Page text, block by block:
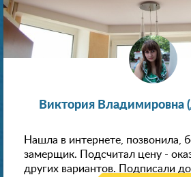
Виктория Владимировна
Нашла в интернете, позвонила,
замерщик. Подсчитал цену -
других вариантов. Подписали